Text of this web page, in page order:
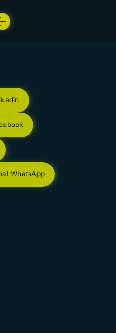
WhatsApp